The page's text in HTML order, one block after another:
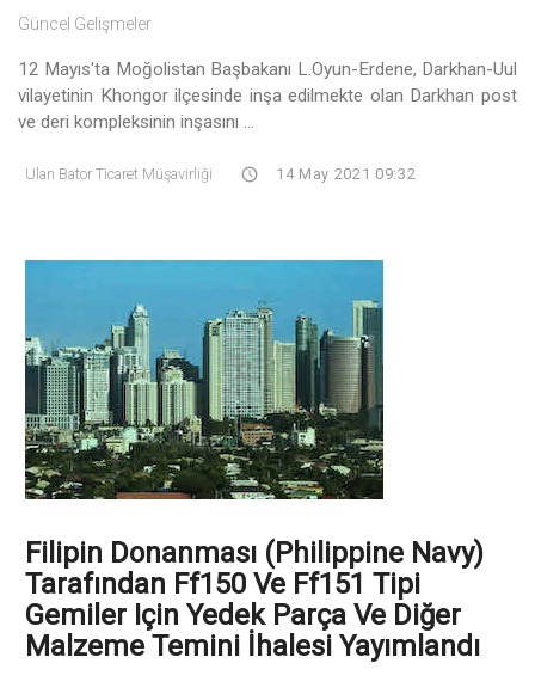
Güncel Gelişmeler
12 Mayıs'ta Moğolistan Başbakanı L.Oyun-Erdene, Darkhan-Uul
vilayetinin Khongor ilçesinde inşa edilmekte olan Darkhan post
ve deri kompleksinin inşasını ...
Ulan Bator Ticaret Müşavirliği 14 May 2021 09:32
Filipin Donanması (Philippine Navy)
Tarafından Ff150 Ve Ff151 Tipi
Gemiler Için Yedek Parça Ve Diğer
Malzeme Temini İhalesi Yayımlandı